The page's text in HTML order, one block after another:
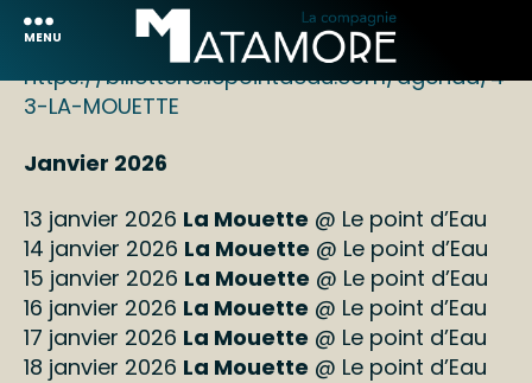
MENU
https://billetterie.lepointdeau.com/agenda/4
3-LA-MOUETTE
Janvier 2026
13 janvier 2026 La Mouette @ Le point d’Eau
14 janvier 2026 La Mouette @ Le point d’Eau
15 janvier 2026 La Mouette @ Le point d’Eau
16 janvier 2026 La Mouette @ Le point d’Eau
17 janvier 2026 La Mouette @ Le point d’Eau
18 janvier 2026 La Mouette @ Le point d’Eau